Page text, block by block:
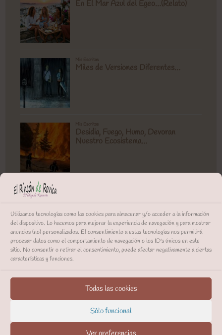
Utilizamos tecnologías como las cookies para almacenar y/o acceder a la información
del dispositivo. Lo hacemos para mejorar la experiencia de navegación y para mostrar
anuncios (no) personalizados. El consentimiento a estas tecnologías nos permitirá
procesar datos como el comportamiento de navegación o los ID's únicos en este
sitio. No consentir o retirar el consentimiento, puede afectar negativamente a ciertas
características y funciones.
Todas las cookies
Sólo funcional